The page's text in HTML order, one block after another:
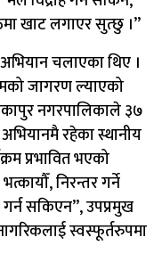
खाट लगाएर सुत्छु ।”
चलाएका थिए ।
जागरण ल्याएको
नगरपालिकाले ३७
रहेका स्थानीय
प्रभावित भएको
निरन्तर गर्ने
गर्न सकिएन”, उपप्रमुख
स्वस्फूर्तरुपमा